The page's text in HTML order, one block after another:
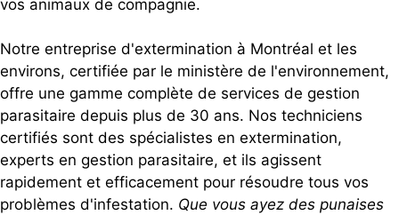
vos animaux de compagnie.
Notre entreprise d'extermination à Montréal et les
environs, certifiée par le ministère de l'environnement,
offre une gamme complète de services de gestion
parasitaire depuis plus de 30 ans. Nos techniciens
certifiés sont des spécialistes en extermination,
experts en gestion parasitaire, et ils agissent
rapidement et efficacement pour résoudre tous vos
problèmes d'infestation. Que vous ayez des punaises